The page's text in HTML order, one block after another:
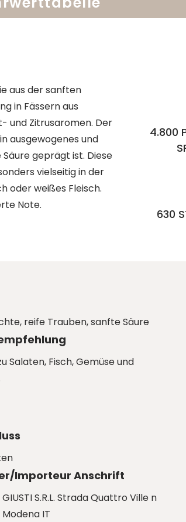
aus der sanften
in Fässern aus
und Zitrusaromen. Der
ausgewogenes und
geprägt ist. Diese
vielseitig in der
oder weißes Fleisch.
Note.
4.800
630
reife Trauben, sanfte Säure
Salaten, Fisch, Gemüse und
Importeur Anschrift
GIUSTI S.R.L. Strada Quattro Ville n
Modena IT